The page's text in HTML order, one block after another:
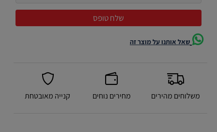
שאל אותנו על מוצר זה
משלוחים מהירים מחירים נוחים קנייה מאובטחת